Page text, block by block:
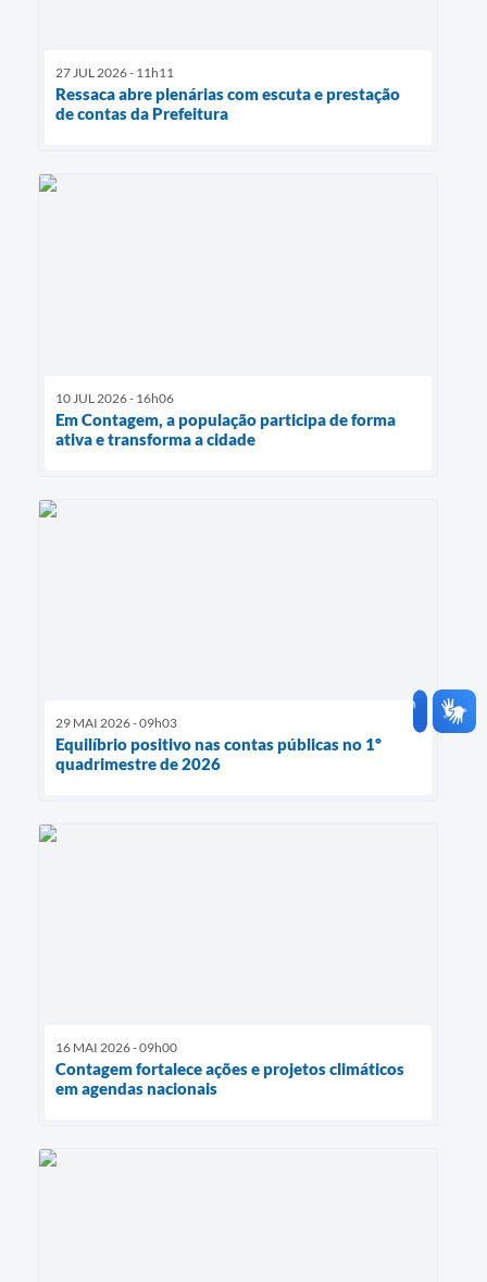
27 JUL 2026 - 11h11
Ressaca abre plenárias com escuta e prestação
de contas da Prefeitura
10 JUL 2026 - 16h06
Em Contagem, a população participa de forma
ativa e transforma a cidade
29 MAI 2026 - 09h03
Equilíbrio positivo nas contas públicas no 1º
quadrimestre de 2026
16 MAI 2026 - 09h00
Contagem fortalece ações e projetos climáticos
em agendas nacionais